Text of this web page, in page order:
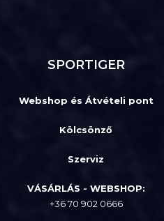
SPORTIGER
Webshop és Átvételi pont
Kölcsönző
Szerviz
VÁSÁRLÁS - WEBSHOP:
+36 70 902 0666